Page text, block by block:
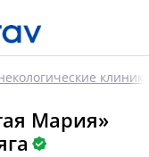
Мария»